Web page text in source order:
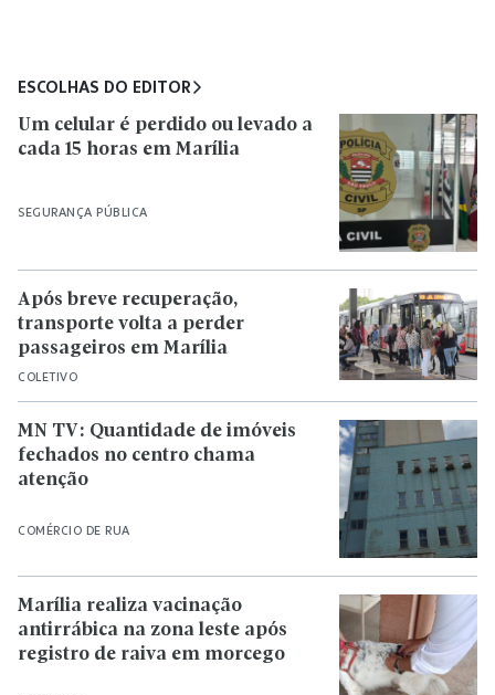
ESCOLHAS DO EDITOR
SEGURANÇA PÚBLICA
Um celular é perdido ou levado a
cada 15 horas em Marília
COLETIVO
Após breve recuperação,
transporte volta a perder
passageiros em Marília
COMÉRCIO DE RUA
MN TV: Quantidade de imóveis
fechados no centro chama
atenção
Marília realiza vacinação
antirrábica na zona leste após
registro de raiva em morcego